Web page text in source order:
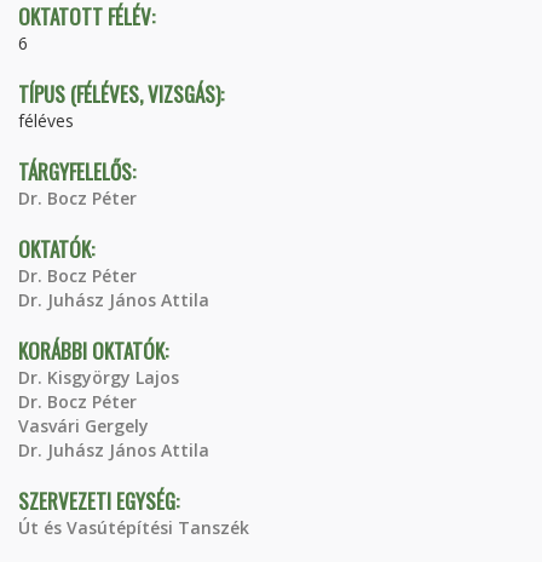
OKTATOTT FÉLÉV:
6
TÍPUS (FÉLÉVES, VIZSGÁS):
féléves
TÁRGYFELELŐS:
Dr. Bocz Péter
OKTATÓK:
Dr. Bocz Péter
Dr. Juhász János Attila
KORÁBBI OKTATÓK:
Dr. Kisgyörgy Lajos
Dr. Bocz Péter
Vasvári Gergely
Dr. Juhász János Attila
SZERVEZETI EGYSÉG:
Út és Vasútépítési Tanszék